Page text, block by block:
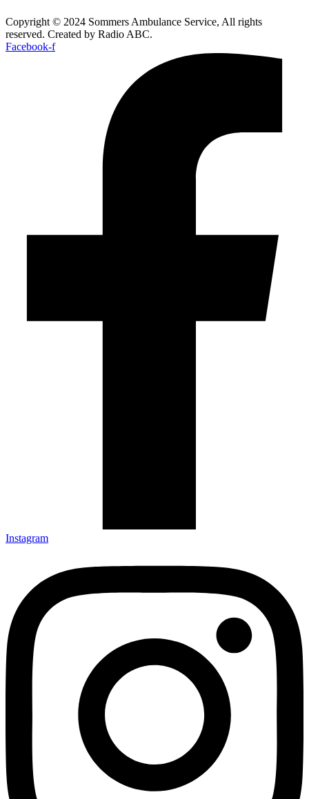
Copyright © 2024 Sommers Ambulance Service, All rights
reserved. Created by Radio ABC.
Facebook-f
Instagram